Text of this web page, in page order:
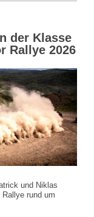
der Klasse
Rallye 2026
und Niklas
rund um